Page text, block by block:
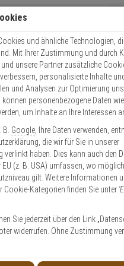
Warenkorb schließen
0 ARTIKEL IM WARENKORB
Ihr Warenkorb ist
Ergebnisse ()
0Mo. - Do.: 8:00 - 16:30 | Fr.: 8:00 -
Kontaktservice nutzen
Beliebte 4K Ultra HD
O-M7SA-
4K Tag-
und ähnliche Technologien,
Mit Ihrer Zustimmung und durch
und unsere Partner zusätzliche
personalisierte Inhalte
und Analysen zur Optimierung
personenbezogene Daten
um Inhalte an Ihre Interessen
Google , Ihre Daten verwenden,
die wir für Sie in unserer
verlinkt haben. Dies kann auch den
EU (z. B. USA) umfassen, wo
gilt. Weitere Informationen
Cookie-Kategorien finden Sie unter
Sie jederzeit über den Link
widerrufen. Ohne Zustimmung